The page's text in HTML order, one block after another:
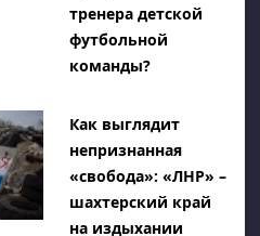
тренера детской
футбольной
команды?
Как выглядит
непризнанная
«свобода»: «ЛНР» –
шахтерский край
на издыхании